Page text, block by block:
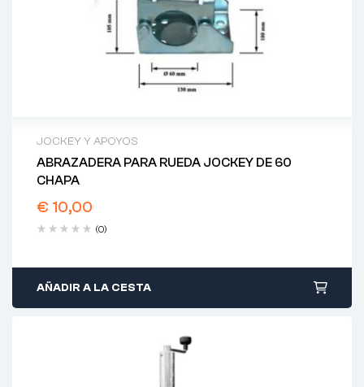
JOCKEY Y APOYOS
ABRAZADERA PARA RUEDA JOCKEY DE 60
CHAPA
€ 10,00
(0)
AÑADIR A LA CESTA